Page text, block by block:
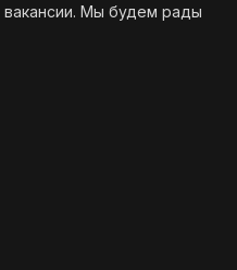
вакансии. Мы будем рады